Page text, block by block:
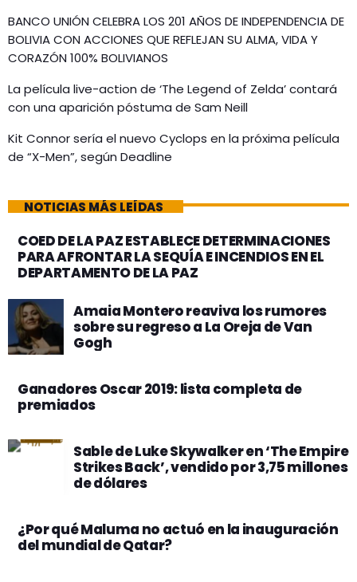
BANCO UNIÓN CELEBRA LOS 201 AÑOS DE INDEPENDENCIA DE
BOLIVIA CON ACCIONES QUE REFLEJAN SU ALMA, VIDA Y
CORAZÓN 100% BOLIVIANOS
La película live-action de ‘The Legend of Zelda’ contará
con una aparición póstuma de Sam Neill
Kit Connor sería el nuevo Cyclops en la próxima película
de “X-Men”, según Deadline
NOTICIAS MÁS LEÍDAS
COED DE LA PAZ ESTABLECE DETERMINACIONES
PARA AFRONTAR LA SEQUÍA E INCENDIOS EN EL
DEPARTAMENTO DE LA PAZ
Amaia Montero reaviva los rumores
sobre su regreso a La Oreja de Van
Gogh
Ganadores Oscar 2019: lista completa de
premiados
Sable de Luke Skywalker en ‘The Empire
Strikes Back’, vendido por 3,75 millones
de dólares
¿Por qué Maluma no actuó en la inauguración
del mundial de Qatar?